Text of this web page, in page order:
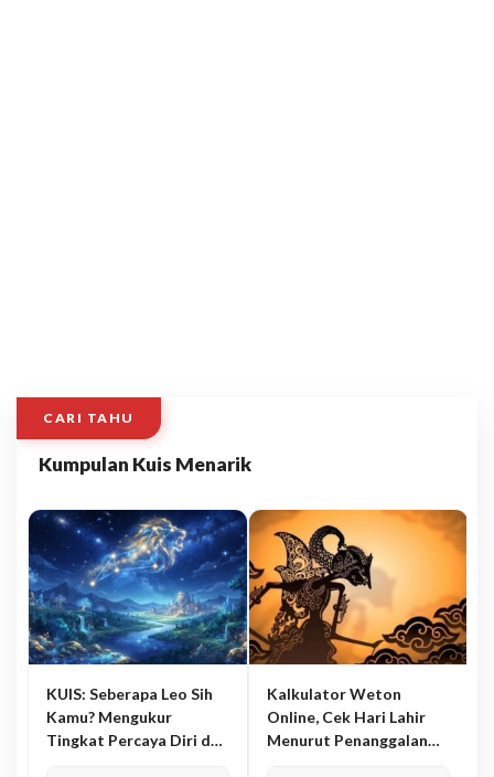
CARI TAHU
Kumpulan Kuis Menarik
KUIS: Seberapa Leo Sih
Kamu? Mengukur
Tingkat Percaya Diri dan
Kalkulator Weton
Online, Cek Hari Lahir
Menurut Penanggalan